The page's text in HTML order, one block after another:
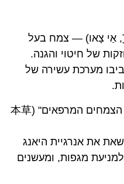
הם פנו אל לענה הסינית (艾草, אַי צָאו) — צמח בעל
של חיטוי והגנה.
מערכת עשירה של
בספר הרפואה הקלאסי "קובץ הצמחים המרפאים" (本草
את אנרגיית היאנג
מגפות, ומעשנים